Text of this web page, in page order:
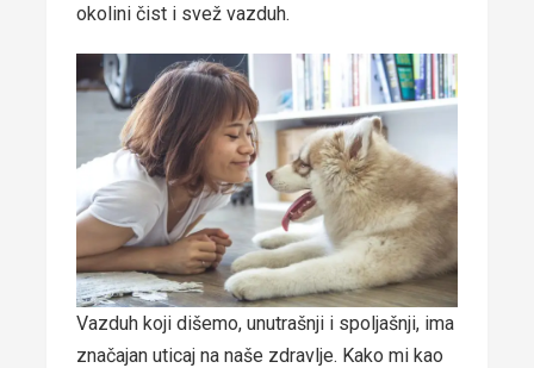
okolini čist i svež vazduh.
Vazduh koji dišemo, unutrašnji i spoljašnji, ima
značajan uticaj na naše zdravlje. Kako mi kao